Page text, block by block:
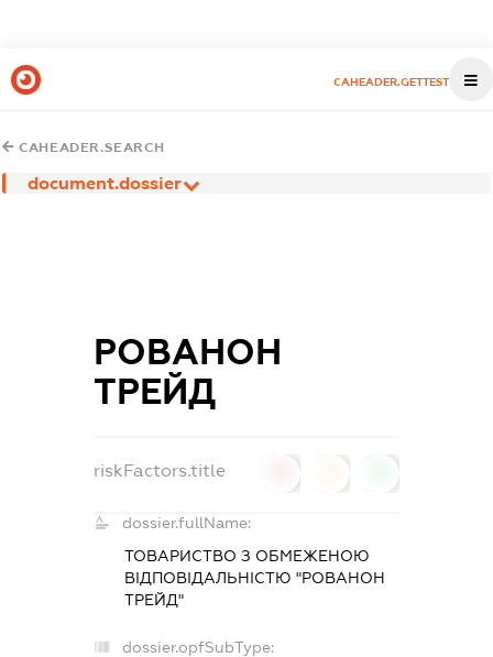
CAHEADER.GETTEST
CAHEADER.SEARCH
document.dossier
РОВАНОН
ТРЕЙД
riskFactors.title
dossier.fullName:
ТОВАРИСТВО З ОБМЕЖЕНОЮ
ВІДПОВІДАЛЬНІСТЮ "РОВАНОН
ТРЕЙД"
dossier.opfSubType: